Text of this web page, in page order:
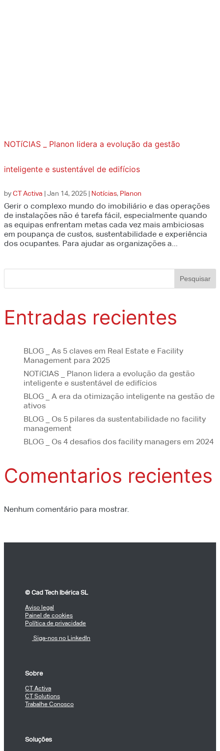
NOTíCIAS _ Planon lidera a evolução da gestão
inteligente e sustentável de edifícios
byCT Activa |Jan 14, 2025 | Notícias, Planon
Gerir o complexo mundo do imobiliário e das operações
de instalações não é tarefa fácil, especialmente quando
as equipas enfrentam metas cada vez mais ambiciosas
em poupança de custos, sustentabilidade e experiência
dos ocupantes. Para ajudar as organizações a...
Pesquisar
Entradas recientes
BLOG _ As 5 claves em Real Estate e Facility
Management para 2025
NOTíCIAS _ Planon lidera a evolução da gestão
inteligente e sustentável de edifícios
BLOG _ A era da otimização inteligente na gestão de
ativos
BLOG _ Os 5 pilares da sustentabilidade no facility
management
BLOG _ Os 4 desafios dos facility managers em 2024
Comentarios recientes
Nenhum comentário para mostrar.
© Cad Tech Ibérica SL
Aviso legal
Painel de cookies
Política de privacidade
Siga-nos no LinkedIn
Sobre
CT Activa
CT Solutions
Trabalhe Conosco
Soluções